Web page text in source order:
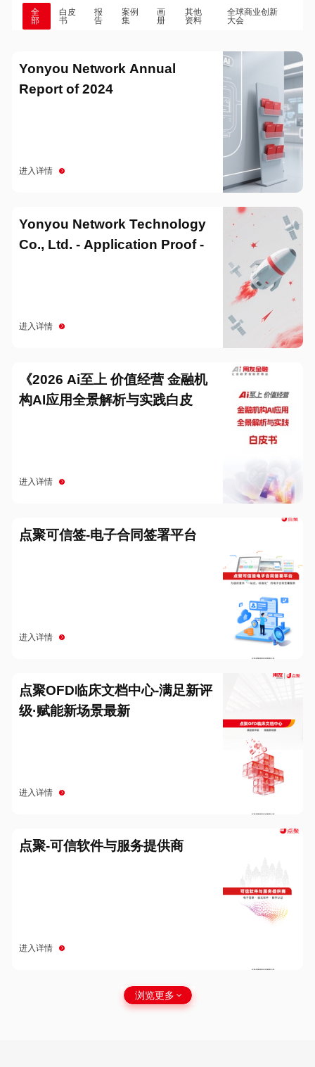
全
部
白皮
书
报
告
案例
集
画
册
其他
资料
全球商业创新
大会
Yonyou Network Annual
Report of 2024
进入详情
Yonyou Network Technology
Co., Ltd. - Application Proof -
进入详情
《2026 Ai至上 价值经营 金融机
构AI应用全景解析与实践白皮
进入详情
点聚可信签-电子合同签署平台
进入详情
点聚OFD临床文档中心-满足新评
级·赋能新场景最新
进入详情
点聚-可信软件与服务提供商
进入详情
浏览更多